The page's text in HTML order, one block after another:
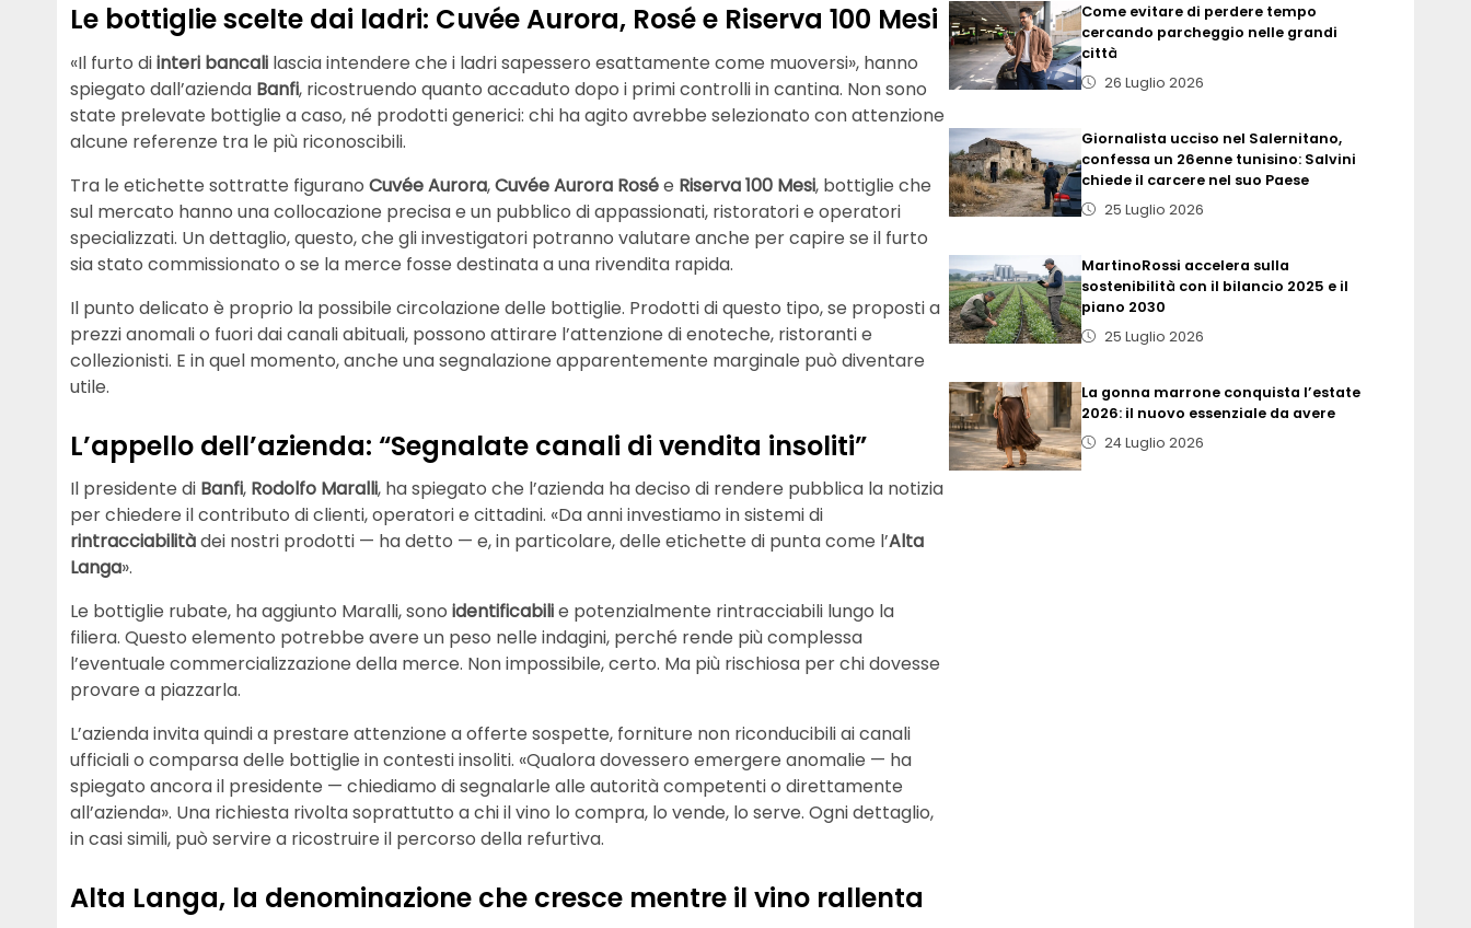
Le bottiglie scelte dai ladri: Cuvée Aurora, Rosé e Riserva 100 Mesi
«Il furto diinteri bancali lascia intendere che i ladri sapessero esattamente come muoversi», hanno
spiegato dall’azienda Banfi, ricostruendo quanto accaduto dopo i primi controlli in cantina. Non sono
state prelevate bottiglie a caso, né prodotti generici: chi ha agito avrebbe selezionato con attenzione
alcune referenze tra le più riconoscibili.
Tra le etichette sottratte figurano Cuvée Aurora,Cuvée Aurora Rosée Riserva 100 Mesi, bottiglie che
sul mercato hanno una collocazione precisa e un pubblico di appassionati, ristoratori e operatori
specializzati. Un dettaglio, questo, che gli investigatori potranno valutare anche per capire se il furto
sia stato commissionato o se la merce fosse destinata a una rivendita rapida.
Il punto delicato è proprio la possibile circolazione delle bottiglie. Prodotti di questo tipo, se proposti a
prezzi anomali o fuori dai canali abituali, possono attirare l’attenzione di enoteche, ristoranti e
collezionisti. E in quel momento, anche una segnalazione apparentemente marginale può diventare
utile.
L’appello dell’azienda: “Segnalate canali di vendita insoliti”
Il presidente di Banfi, Rodolfo Maralli, ha spiegato che l’azienda ha deciso di rendere pubblica la notizia
per chiedere il contributo di clienti, operatori e cittadini. «Da anni investiamo in sistemi di
rintracciabilitàdei nostri prodotti — ha detto — e, in particolare, delle etichette di punta come l’Alta
Langa».
Le bottiglie rubate, ha aggiunto Maralli, sono identificabilie potenzialmente rintracciabili lungo la
filiera. Questo elemento potrebbe avere un peso nelle indagini, perché rende più complessa
l’eventuale commercializzazione della merce. Non impossibile, certo. Ma più rischiosa per chi dovesse
provare a piazzarla.
L’azienda invita quindi a prestare attenzione a offerte sospette, forniture non riconducibili ai canali
ufficiali o comparsa delle bottiglie in contesti insoliti. «Qualora dovessero emergere anomalie — ha
spiegato ancora il presidente — chiediamo di segnalarle alle autorità competenti o direttamente
all’azienda». Una richiesta rivolta soprattutto a chi il vino lo compra, lo vende, lo serve. Ogni dettaglio,
in casi simili, può servire a ricostruire il percorso della refurtiva.
Alta Langa, la denominazione che cresce mentre il vino rallenta
Come evitare di perdere tempo
cercando parcheggio nelle grandi
città
26 Luglio 2026
Giornalista ucciso nel Salernitano,
confessa un 26enne tunisino: Salvini
chiede il carcere nel suo Paese
25 Luglio 2026
MartinoRossi accelera sulla
sostenibilità con il bilancio 2025 e il
piano 2030
25 Luglio 2026
La gonna marrone conquista l’estate
2026: il nuovo essenziale da avere
24 Luglio 2026